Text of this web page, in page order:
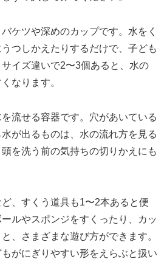
ケツや深めのカップです。水をく
つしかえたりするだけで、子ども
イズ違いで2〜3個あると、水の
なります。
流せる容器です。穴があいている
が出るものは、水の流れ方を見る
を洗う前の気持ちの切りかえにも
、すくう道具も1〜2本あると便
ルやスポンジをすくったり、カッ
、さまざまな遊び方ができます。
がにぎりやすい形をえらぶと扱い